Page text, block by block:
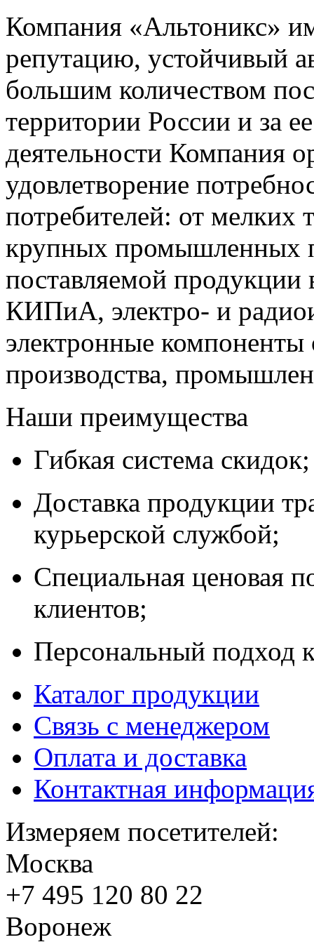
Компания «Альтоникс»
репутацию, устойчивый
большим количеством
территории России и за
деятельности Компания
удовлетворение
потребителей: от мелких
крупных промышленных
поставляемой продукции
КИПиА, электро- и
электронные компоненты
производства,
Наши преимущества
Гибкая система скидок;
Доставка продукции
курьерской службой;
Специальная ценовая
клиентов;
Персональный подход
Каталог продукции
Связь с менеджером
Оплата и доставка
Контактная
Измеряем посетителей:
Москва
+7 495 120 80 22
Воронеж